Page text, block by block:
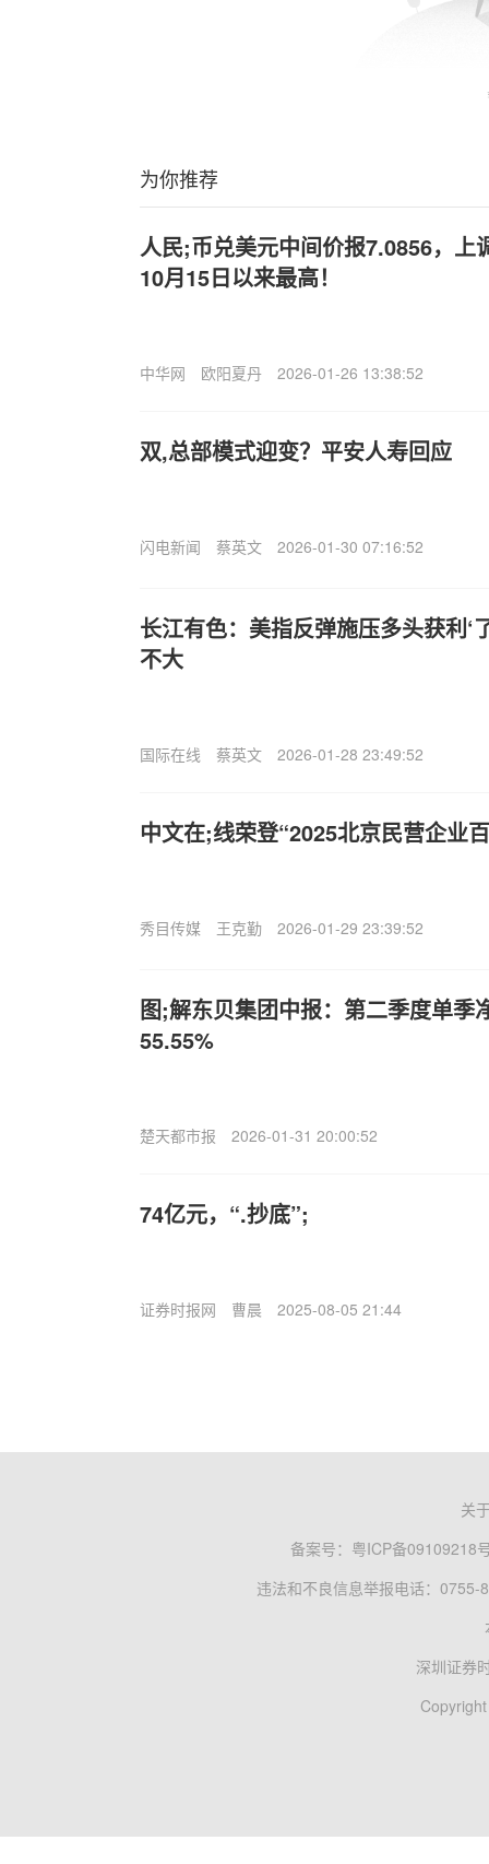
为你推荐
人民;币兑美元中间价报7.0856，上
10月15日以来最高！
中华网 欧阳夏丹 2026-01-26 13:38:52
双,总部模式迎变？平安人寿回应
闪电新闻 蔡英文 2026-01-30 07:16:52
长江有色：美指反弹施压多头获利‘
不大
国际在线 蔡英文 2026-01-28 23:49:52
中文在;线荣登“2025北京民营企业
秀目传媒 王克勤 2026-01-29 23:39:52
图;解东贝集团中报：第二季度单季
55.55%
楚天都市报 2026-01-31 20:00:52
74亿元，“.抄底”;
证券时报网 曹晨 2025-08-05 21:44
关
备案号： 粤ICP备09109218
违法和不良信息举报电话：0755-
深圳证券